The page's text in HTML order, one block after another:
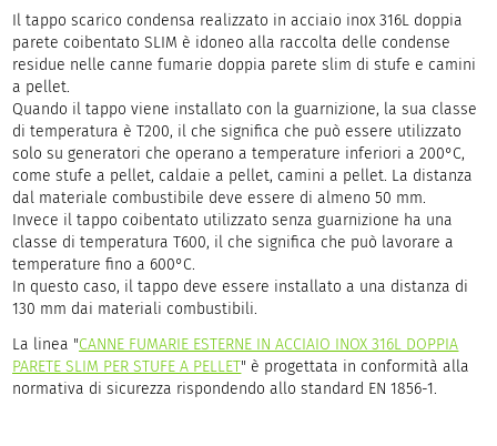
Il tappo scarico condensa realizzato in acciaio inox 316L doppia
parete coibentato SLIM è idoneo alla raccolta delle condense
residue nelle canne fumarie doppia parete slim di stufe e camini
a pellet.
Quando il tappo viene installato con la guarnizione, la sua classe
di temperatura è T200, il che significa che può essere utilizzato
solo su generatori che operano a temperature inferiori a 200°C,
come stufe a pellet, caldaie a pellet, camini a pellet. La distanza
dal materiale combustibile deve essere di almeno 50 mm.
Invece il tappo coibentato utilizzato senza guarnizione ha una
classe di temperatura T600, il che significa che può lavorare a
temperature fino a 600°C.
In questo caso, il tappo deve essere installato a una distanza di
130 mm dai materiali combustibili.
La linea "CANNE FUMARIE ESTERNE IN ACCIAIO INOX 316L DOPPIA
PARETE SLIM PER STUFE A PELLET" è progettata in conformità alla
normativa di sicurezza rispondendo allo standard EN 1856-1.